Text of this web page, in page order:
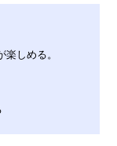
しめる。